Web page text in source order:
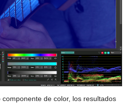
de color, los resultados